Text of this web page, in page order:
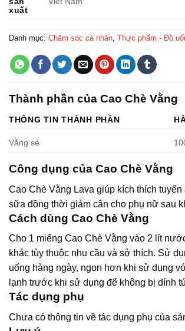
xuất
Danh mục: Chăm sóc cá nhân Thực phẩm - Đồ
Thành phần của Cao Chè Vằng
THÔNG TIN THÀNH PHẦN
Vằng sẻ
Công dụng của Cao Chè Vằng
Cao Chè Vằng Lava giúp kích thích
sữa đồng thời giảm cân cho phụ nữ sau
Cách dùng Cao Chè Vằng
Cho 1 miếng Cao Chè Vằng vào 2 lít
khác tùy thuộc nhu cầu và sở thích. Sử
uống hàng ngày, ngon hơn khi sử dụng
lạnh trước khi sử dụng để không bị dính
Tác dụng phụ
Chưa có thông tin về tác dụng phụ của